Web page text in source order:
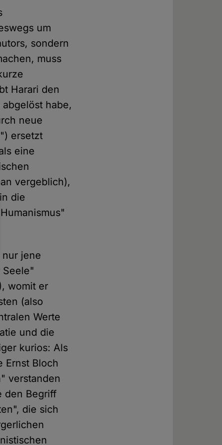
um
sondern
muss
Harari den
habe,
neue
ersetzt
eine
vergeblich),
die
jene
womit er
(also
Werte
und die
kurios: Als
Ernst Bloch
verstanden
den Begriff
die sich